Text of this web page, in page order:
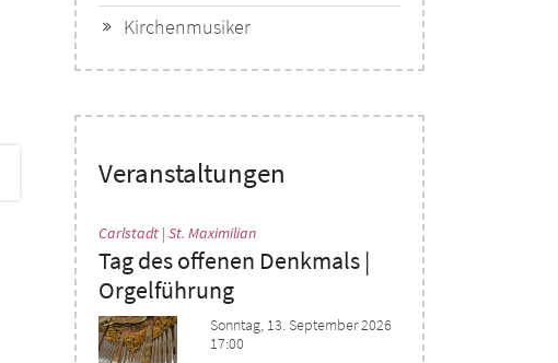
Kirchenmusiker
Veranstaltungen
Carlstadt | St. Maximilian:
Tag des offenen Denkmals |
Orgelführung
Sonntag, 13. September 2026
17:00